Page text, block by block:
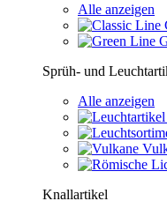
Alle anzeigen
Sprüh- und
Alle anzeigen
Knallartikel